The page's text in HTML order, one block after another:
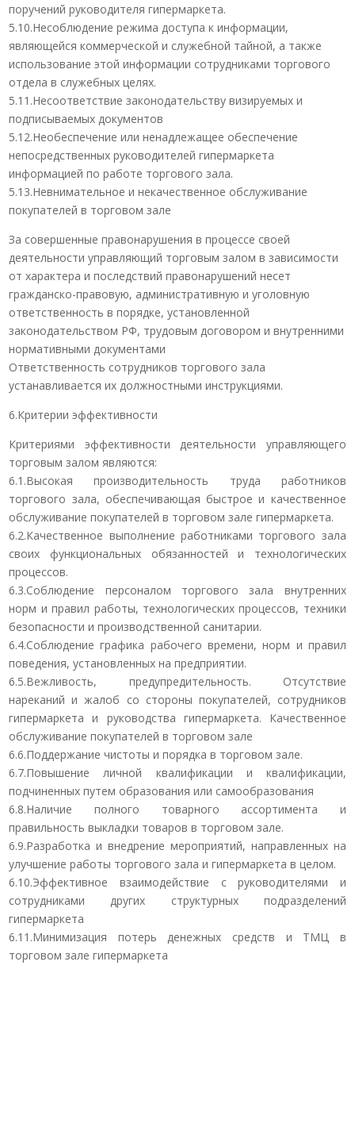
поручений руководителя гипермаркета.
5.10.Несоблюдение режима доступа к информации,
являющейся коммерческой и служебной тайной, а также
использование этой информации сотрудниками торгового
отдела в служебных целях.
5.11.Несоответствие законодательству визируемых и
подписываемых документов
5.12.Необеспечение или ненадлежащее обеспечение
непосредственных руководителей гипермаркета
информацией по работе торгового зала.
5.13.Невнимательное и некачественное обслуживание
покупателей в торговом зале
За совершенные правонарушения в процессе своей
деятельности управляющий торговым залом в зависимости
от характера и последствий правонарушений несет
гражданско-правовую, административную и уголовную
ответственность в порядке, установленной
законодательством РФ, трудовым договором и внутренними
нормативными документами
Ответственность сотрудников торгового зала
устанавливается их должностными инструкциями.
6.Критерии эффективности
Критериями эффективности деятельности управляющего
торговым залом являются:
6.1.Высокая производительность труда работников
торгового зала, обеспечивающая быстрое и качественное
обслуживание покупателей в торговом зале гипермаркета.
6.2.Качественное выполнение работниками торгового зала
своих функциональных обязанностей и технологических
процессов.
6.3.Соблюдение персоналом торгового зала внутренних
норм и правил работы, технологических процессов, техники
безопасности и производственной санитарии.
6.4.Соблюдение графика рабочего времени, норм и правил
поведения, установленных на предприятии.
6.5.Вежливость, предупредительность. Отсутствие
нареканий и жалоб со стороны покупателей, сотрудников
гипермаркета и руководства гипермаркета. Качественное
обслуживание покупателей в торговом зале
6.6.Поддержание чистоты и порядка в торговом зале.
6.7.Повышение личной квалификации и квалификации,
подчиненных путем образования или самообразования
6.8.Наличие полного товарного ассортимента и
правильность выкладки товаров в торговом зале.
6.9.Разработка и внедрение мероприятий, направленных на
улучшение работы торгового зала и гипермаркета в целом.
6.10.Эффективное взаимодействие с руководителями и
сотрудниками других структурных подразделений
гипермаркета
6.11.Минимизация потерь денежных средств и ТМЦ в
торговом зале гипермаркета